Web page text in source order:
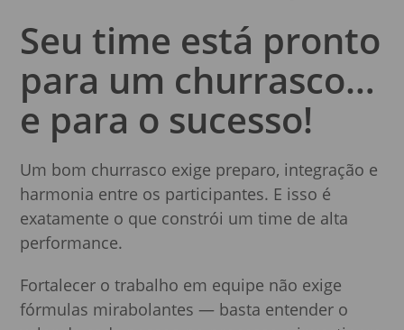
Seu time está pronto
para um churrasco…
e para o sucesso!
Um bom churrasco exige preparo, integração e
harmonia entre os participantes. E isso é
exatamente o que constrói um time de alta
performance.
Fortalecer o trabalho em equipe não exige
fórmulas mirabolantes — basta entender o